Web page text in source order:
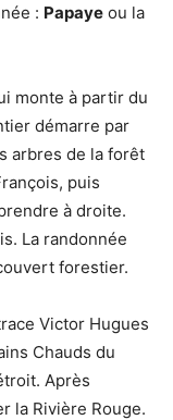
: Papaye ou la
monte à partir du
démarre par
arbres de la forêt
puis
à droite.
La randonnée
forestier.
Victor Hugues
Chauds du
Après
la Rivière Rouge.